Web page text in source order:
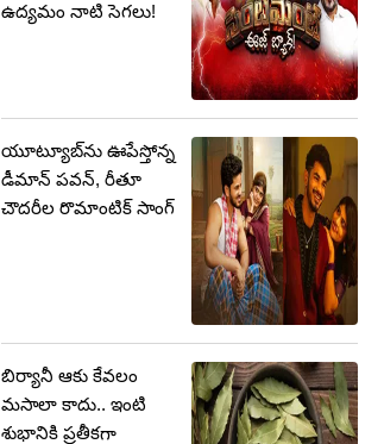
ఉద్యమం నాటి సెగలు!
యూట్యూబ్‌ను ఊపేస్తోన్న
డీమాన్ పవన్, రీతూ
చౌదరీల రొమాంటిక్ సాంగ్
బిర్యానీ ఆకు కేవలం
మసాలా కాదు.. ఇంటి
శుభానికి ప్రతీకగా